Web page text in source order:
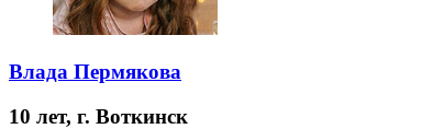
Влада Пермякова
10 лет, г. Воткинск